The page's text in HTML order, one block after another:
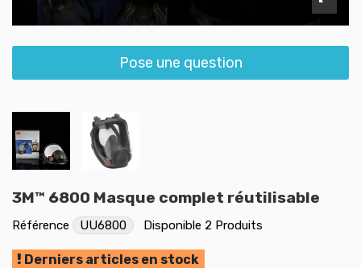
Pose une question
3M™ 6800 Masque complet réutilisable
Référence UU6800 Disponible 2 Produits
Derniers articles en stock